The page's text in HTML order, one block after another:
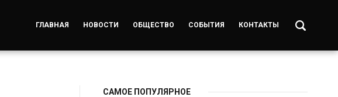
ГЛАВНАЯ НОВОСТИ ОБЩЕСТВО СОБЫТИЯ КОНТАКТЫ
САМОЕ ПОПУЛЯРНОЕ